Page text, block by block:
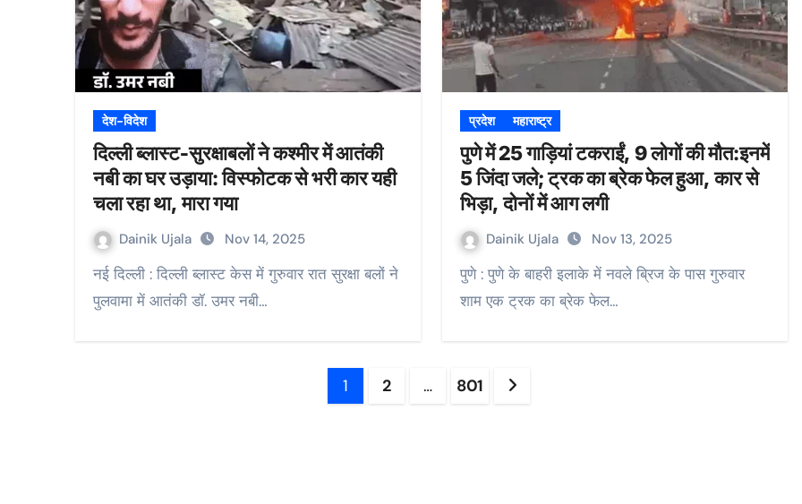
देश-विदेश
दिल्ली ब्लास्ट-सुरक्षाबलों ने कश्मीर में आतंकी
नबी का घर उड़ाया: विस्फोटक से भरी कार यही
चला रहा था, मारा गया
Dainik Ujala Nov 14, 2025
नई दिल्ली : दिल्ली ब्लास्ट केस में गुरुवार रात सुरक्षा बलों ने
पुलवामा में आतंकी डॉ. उमर नबी…
प्रदेश महाराष्ट्र
पुणे में 25 गाड़ियां टकराईं, 9 लोगों की मौत:इनमें
5 जिंदा जले; ट्रक का ब्रेक फेल हुआ, कार से
भिड़ा, दोनों में आग लगी
Dainik Ujala Nov 13, 2025
पुणे : पुणे के बाहरी इलाके में नवले ब्रिज के पास गुरुवार
शाम एक ट्रक का ब्रेक फेल…
Posts
1 2 … 801